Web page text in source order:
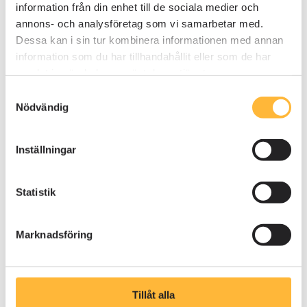
information från din enhet till de sociala medier och
annons- och analysföretag som vi samarbetar med.
Dessa kan i sin tur kombinera informationen med annan
information som du har tillhandahållit eller som de har
Nödvändig
Inställningar
Statistik
Marknadsföring
Tillåt alla
Boka tid
Dokumenthantering &
Inför det första tillfället vill vi att ni delger oss ert
organisationsschema (bolag och avdelningar). Vi
vill även förstå er nuvarande mappstruktur för